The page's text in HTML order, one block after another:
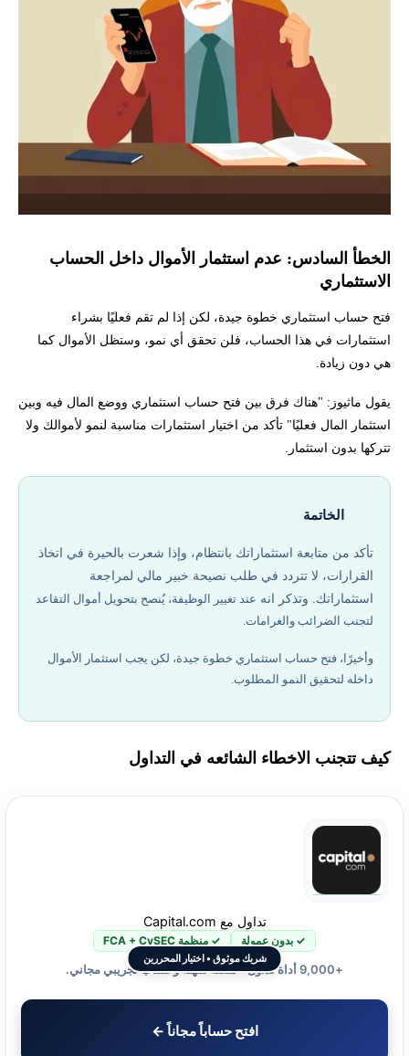
الخطأ السادس: عدم استثمار الأموال داخل الحساب
الاستثماري
فتح حساب استثماري خطوة جيدة، لكن إذا لم تقم فعليًا بشراء
استثمارات في هذا الحساب، فلن تحقق أي نمو، وستظل الأموال كما
هي دون زيادة.
يقول ماثيوز: "هناك فرق بين فتح حساب استثماري ووضع المال فيه وبين
استثمار المال فعليًا" تأكد من اختيار استثمارات مناسبة لنمو لأموالك ولا
تتركها بدون استثمار.
الخاتمة
تأكد من متابعة استثماراتك بانتظام، وإذا شعرت بالحيرة في اتخاذ
القرارات، لا تتردد في طلب نصيحة خبير مالي لمراجعة
استثماراتك. وتذكر انه عند تغيير الوظيفة، يُنصح بتحويل أموال التقاعد
لتجنب الضرائب والغرامات.
وأخيرًا، فتح حساب استثماري خطوة جيدة، لكن يجب استثمار الأموال
داخله لتحقيق النمو المطلوب.
كيف تتجنب الاخطاء الشائعه في التداول
شريك موثوق • اختيار المحررين
تداول مع Capital.com
✓ بدون عمولة ✓ منظمة FCA + CySEC
+9,000 أداة تداول • منصة سهلة وحساب تجريبي مجاني.
افتح حساباً مجاناً ←